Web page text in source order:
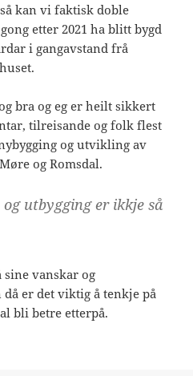
kan vi faktisk doble
etter 2021 ha blitt bygd
i gangavstand frå
bra og eg er heilt sikkert
tilreisande og folk flest
og utvikling av
og Romsdal.
utbygging er ikkje så
sine vanskar og
er det viktig å tenkje på
bli betre etterpå.
på og ved Høgskulen i